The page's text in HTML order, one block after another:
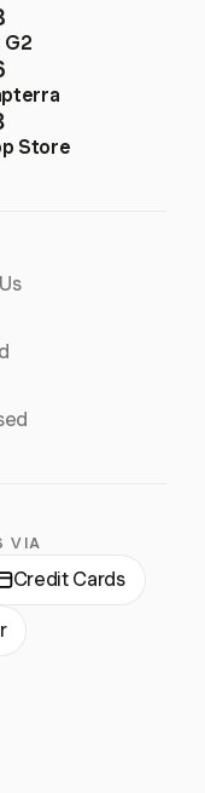
G2
Store
VIA
Credit Cards